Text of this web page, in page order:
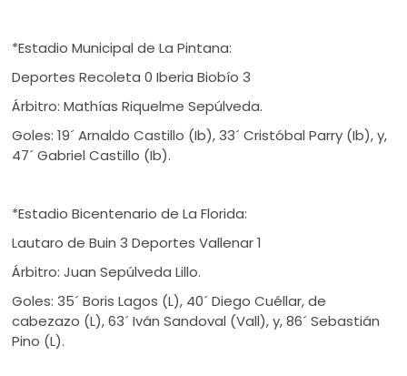
*Estadio Municipal de La Pintana:
Deportes Recoleta 0 Iberia Biobío 3
Árbitro: Mathías Riquelme Sepúlveda.
Goles: 19´ Arnaldo Castillo (Ib), 33´ Cristóbal Parry (Ib), y,
47´ Gabriel Castillo (Ib).
*Estadio Bicentenario de La Florida:
Lautaro de Buin 3 Deportes Vallenar 1
Árbitro: Juan Sepúlveda Lillo.
Goles: 35´ Boris Lagos (L), 40´ Diego Cuéllar, de
cabezazo (L), 63´ Iván Sandoval (Vall), y, 86´ Sebastián
Pino (L).